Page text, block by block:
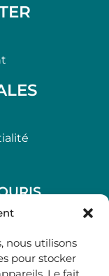
nous utilisons
pour stocker